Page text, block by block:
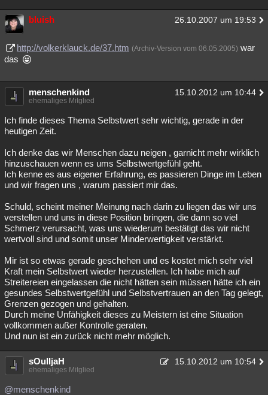
bluish 26.10.2007 um 19:53
http://volkerklauck.de/37.htm (Archiv-Version vom 06.05.2005) war
das
menschenkind 15.10.2012 um 10:44
ehemaliges Mitglied
Ich finde dieses Thema Selbstwert sehr wichtig, gerade in der
heutigen Zeit.
Ich denke das wir Menschen dazu neigen , garnicht mehr wirklich
hinzuschauen wenn es ums Selbstwertgefühl geht.
Ich kenne es aus eigener Erfahrung, es passieren Dinge im Leben
und wir fragen uns , warum passiert mir das.
Schuld, scheint meiner Meinung nach darin zu liegen das wir uns
verstellen und uns in diese Position bringen, die dann so viel
Schmerz verursacht, was uns wiederum bestätigt das wir nicht
wertvoll sind und somit unser Minderwertigkeit verstärkt.
Mir ist so etwas gerade geschehen und es kostet mich sehr viel
Kraft mein Selbstwert wieder herzustellen. Ich habe mich auf
Streitereien eingelassen die nicht hätten sein müssen hätte ich ein
gesundes Selbstwertgefühl und Selbstvertrauen an den Tag gelegt,
Grenzen gezogen und gehalten.
Durch meine Unfähigkeit dieses zu Meistern ist eine Situation
vollkommen außer Kontrolle geraten.
Und nun ist ein zurück nicht mehr möglich.
sOuIIjaH 15.10.2012 um 10:54
ehemaliges Mitglied
@menschenkind